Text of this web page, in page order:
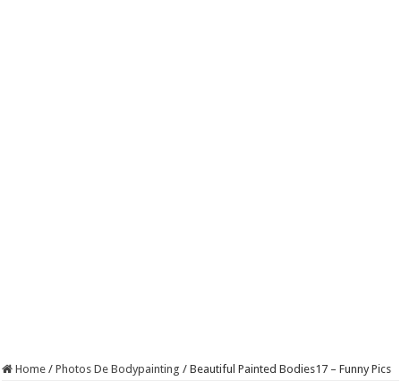
Home / Photos De Bodypainting / Beautiful Painted Bodies17 – Funny Pics